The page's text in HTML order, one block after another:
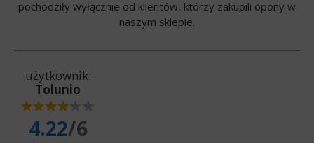
pochodziły wyłącznie od klientów, którzy zakupili opony w
naszym sklepie.
użytkownik:
Tolunio
4.22/6